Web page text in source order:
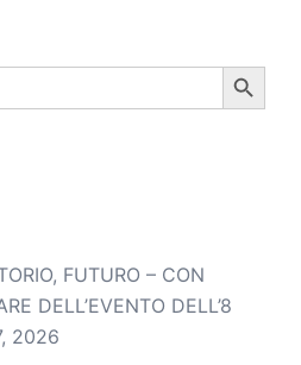
SEARCH BUTTON
FUTURO – CON
DELL’EVENTO DELL’8
2026